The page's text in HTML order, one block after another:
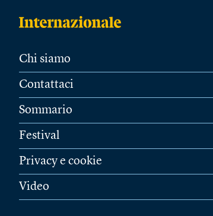
Chi siamo
Contattaci
Sommario
Festival
Privacy e cookie
Video